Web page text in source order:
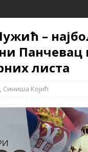
–
Панчевац
листа
Синиша Којић